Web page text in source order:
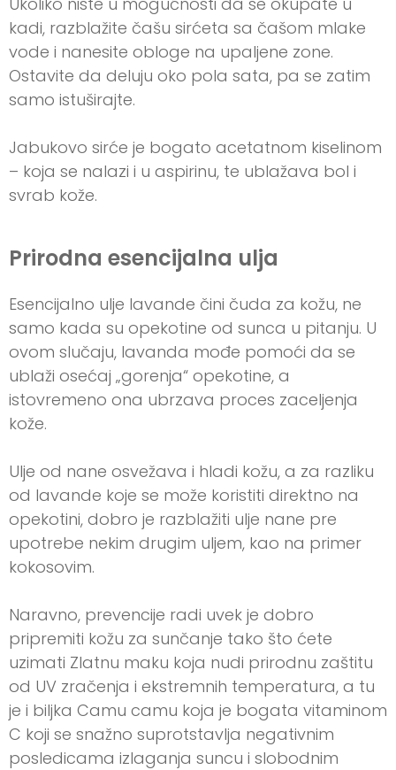
kadi, razblažite čašu sirćeta sa čašom mlake
vode i nanesite obloge na upaljene zone.
Ostavite da deluju oko pola sata, pa se zatim
samo istuširajte.
Jabukovo sirće je bogato acetatnom kiselinom
– koja se nalazi i u aspirinu, te ublažava bol i
svrab kože.
Prirodna esencijalna ulja
Esencijalno ulje lavande čini čuda za kožu, ne
samo kada su opekotine od sunca u pitanju. U
ovom slučaju, lavanda mođe pomoći da se
ublaži osećaj „gorenja“ opekotine, a
istovremeno ona ubrzava proces zaceljenja
kože.
Ulje od nane osvežava i hladi kožu, a za razliku
od lavande koje se može koristiti direktno na
opekotini, dobro je razblažiti ulje nane pre
upotrebe nekim drugim uljem, kao na primer
kokosovim.
Naravno, prevencije radi uvek je dobro
pripremiti kožu za sunčanje tako što ćete
uzimati Zlatnu maku koja nudi prirodnu zaštitu
od UV zračenja i ekstremnih temperatura, a tu
je i biljka Camu camu koja je bogata vitaminom
C koji se snažno suprotstavlja negativnim
posledicama izlaganja suncu i slobodnim